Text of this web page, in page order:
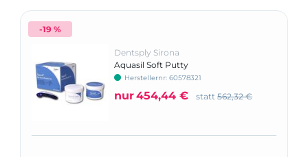
-19 %
Dentsply Sirona
Aquasil Soft Putty
Herstellernr: 60578321
nur454,44 € statt 562,32 €